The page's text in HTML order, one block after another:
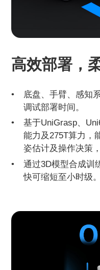
高效部署，
底盘、手臂、感知
调试部署时间。
基于UniGrasp、
能力及275T算力，
姿估计及操作决策
通过3D模型合成训
快可缩短至小时级。